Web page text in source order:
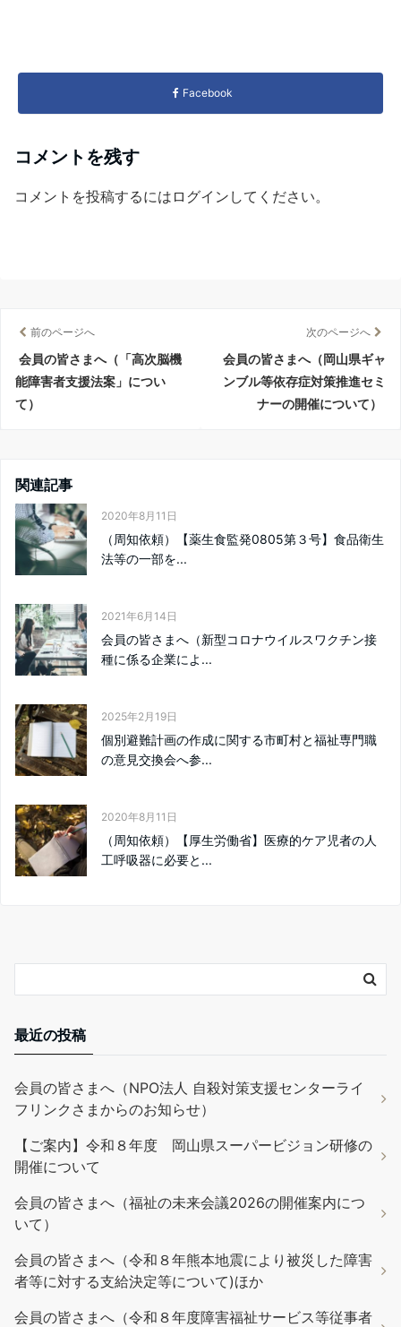
Facebook
コメントを残す
コメントを投稿するには ログイン してください。
前のページへ
会員の皆さまへ（「高次脳機
能障害者支援法案」につい
て）
次のページへ
会員の皆さまへ（岡山県ギャ
ンブル等依存症対策推進セミ
ナーの開催について）
関連記事
2020年8月11日
（周知依頼）【薬生食監発0805第３号】食品衛生
法等の一部を...
2021年6月14日
会員の皆さまへ（新型コロナウイルスワクチン接
種に係る企業によ...
2025年2月19日
個別避難計画の作成に関する市町村と福祉専門職
の意見交換会へ参...
2020年8月11日
（周知依頼）【厚生労働省】医療的ケア児者の人
工呼吸器に必要と...
最近の投稿
会員の皆さまへ（NPO法人 自殺対策支援センターライ
フリンクさまからのお知らせ）
【ご案内】令和８年度 岡山県スーパービジョン研修の
開催について
会員の皆さまへ（福祉の未来会議2026の開催案内につ
いて）
会員の皆さまへ（令和８年熊本地震により被災した障害
者等に対する支給決定等について)ほか
会員の皆さまへ（令和８年度障害福祉サービス等従事者